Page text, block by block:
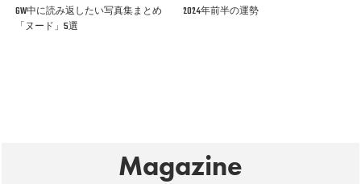
GW中に読み返したい写真集まとめ
「ヌード」5選
2024年前半の運勢
Magazine